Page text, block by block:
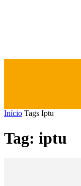
Início Tags Iptu
Tag: iptu